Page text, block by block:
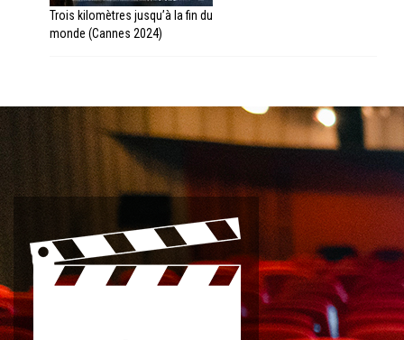
Trois kilomètres jusqu’à la fin du
monde (Cannes 2024)